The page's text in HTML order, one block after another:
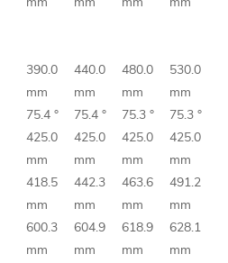
390.0
mm
440.0
mm
480.0
mm
530.0
mm
75.4 ° 75.4 ° 75.3 °
75.3 °
425.0
mm
425.0
mm
425.0
mm
425.0
mm
418.5
mm
442.3
mm
463.6
mm
491.2
mm
600.3
mm
604.9
mm
618.9
mm
628.1
mm